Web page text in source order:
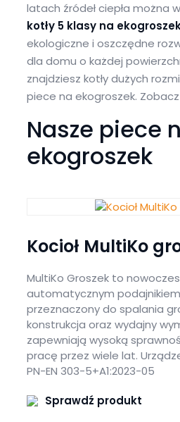
latach źródeł ciepła można
kotły 5 klasy na
ekologiczne i oszczędne
dla domu o każdej
znajdziesz kotły dużych
piece na ekogroszek.
Nasze piece
ekogroszek
Kocioł MultiKo
MultiKo Groszek to
automatycznym
przeznaczony do spalania
konstrukcja oraz wydajny
zapewniają wysoką
pracę przez wiele lat.
PN-EN 303-5+A1:2023-05
Sprawdź produkt